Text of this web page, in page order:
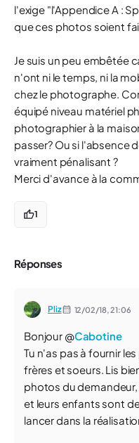
l'exige "l'Appendice A :
que ces photos soient
Je suis un peu embêtée
n'ont ni le temps, ni la
chez le photographe.
équipé niveau matériel
photographier à la
passer? Ou si l'absence
vraiment pénalisant ?
Merci d'avance à la
1
Réponses
Pliz 12/02/18,21:06
Bonjour @Cabotine
Tu n'as pas à fournir
frères et soeurs. Lis
photos du
et leurs enfants sont
lancer dans la